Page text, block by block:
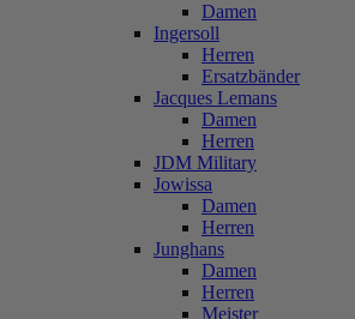
Damen
Ingersoll
Herren
Ersatzbänder
Jacques Lemans
Damen
Herren
JDM Military
Jowissa
Damen
Herren
Junghans
Damen
Herren
Meister